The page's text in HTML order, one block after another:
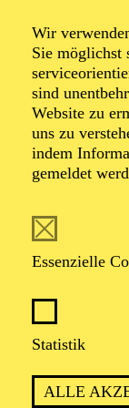
Wir
Sie möglichst
sind
Website zu
uns zu
indem
gemeldet
Essenzielle
Statistik
ALLE
TICKETS
35,00€
Abo 13:
AALTO
02.10.2026